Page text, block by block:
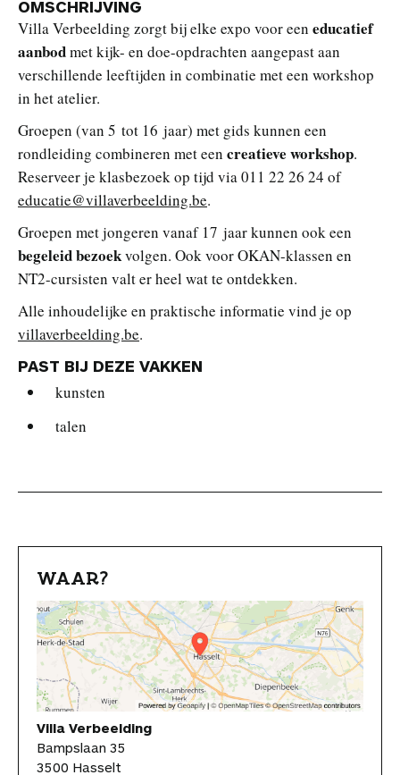
OMSCHRIJVING
Villa Verbeelding zorgt bij elke expo voor een educatief
aanbodmet kijk- en doe-opdrachten aangepast aan
verschillende leeftijden in combinatie met een workshop
in het atelier.
Groepen (van 5 tot 16 jaar) met gids kunnen een
rondleiding combineren met een creatieve workshop.
Reserveer je klasbezoek op tijd via 011 22 26 24 of
educatie@villaverbeelding.be.
Groepen met jongeren vanaf 17 jaar kunnen ook een
begeleid bezoekvolgen. Ook voor OKAN-klassen en
NT2-cursisten valt er heel wat te ontdekken.
Alle inhoudelijke en praktische informatie vind je op
villaverbeelding.be.
PAST BIJ DEZE VAKKEN
kunsten
talen
WAAR?
Villa Verbeelding
Bampslaan 35
3500 Hasselt